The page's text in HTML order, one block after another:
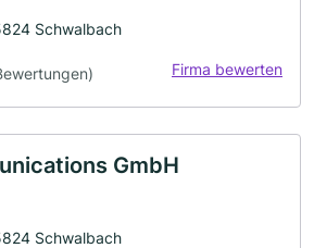
Schwalbach
Firma bewerten
GmbH
Schwalbach